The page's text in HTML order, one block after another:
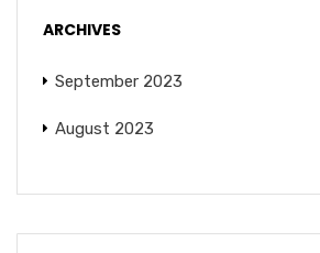
ARCHIVES
September 2023
August 2023